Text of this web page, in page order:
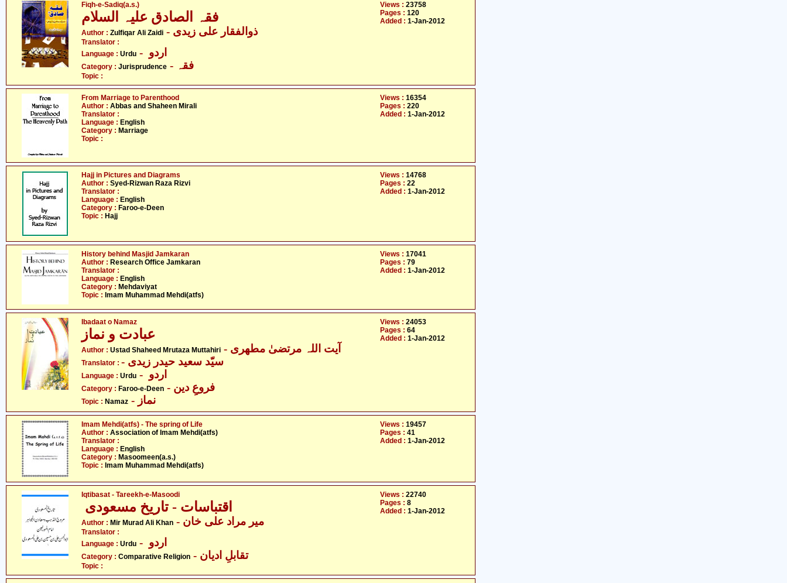
Fiqh-e-Sadiq(a.s.)
فقہ الصادق علیہ السلام
Author : Zulfiqar Ali Zaidi - ذوالفقار علی زیدی
Translator :
Language : Urdu
Category : Jurisprudence - فقہ
Topic :
Views : 23758
Pages : 120
Added : 1-Jan-2012
From Marriage to Parenthood
Author : Abbas and Shaheen Mirali
Translator :
Language : English
Category : Marriage
Topic :
Views : 16354
Pages : 220
Added : 1-Jan-2012
Hajj in Pictures and Diagrams
Author : Syed-Rizwan Raza Rizvi
Translator :
Language : English
Category : Faroo-e-Deen
Topic : Hajj
Views : 14768
Pages : 22
Added : 1-Jan-2012
History behind Masjid Jamkaran
Author : Research Office Jamkaran
Translator :
Language : English
Category : Mehdaviyat
Topic : Imam Muhammad Mehdi(atfs)
Views : 17041
Pages : 79
Added : 1-Jan-2012
Ibadaat o Namaz
عبادت و نماز
Author : Ustad Shaheed Mrutaza Muttahiri - آیت اللہ مرتضیٰ مطھری
Translator :
Language : Urdu
Category : Faroo-e-Deen - فروعِ دین
Topic : Namaz
Views : 24053
Pages : 64
Added : 1-Jan-2012
Imam Mehdi(atfs) - The spring of Life
Author : Association of Imam Mehdi(atfs)
Translator :
Language : English
Category : Masoomeen(a.s.)
Topic : Imam Muhammad Mehdi(atfs)
Views : 19457
Pages : 41
Added : 1-Jan-2012
Iqtibasat - Tareekh-e-Masoodi
اقتباسات - تاریخ مسعودی
Author : Mir Murad Ali Khan - میر مراد علی خان
Translator :
Language : Urdu
Category : Comparative Religion - تقابلِ ادیان
Topic :
Views : 22740
Pages : 8
Added : 1-Jan-2012